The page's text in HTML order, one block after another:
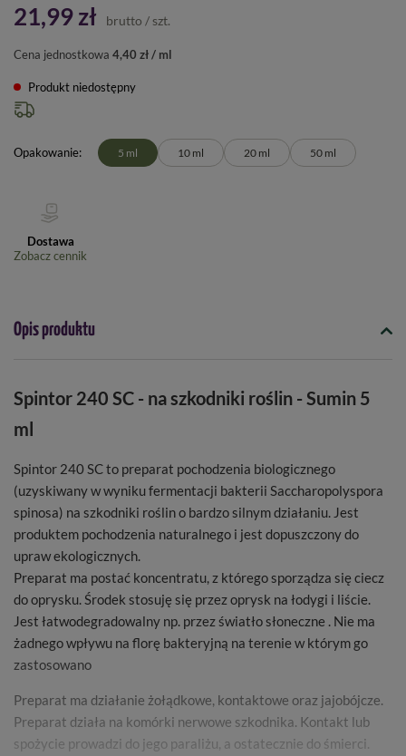
21,99 zł brutto / szt.
Cena jednostkowa 4,40 zł / ml
Produkt niedostępny
Opakowanie 5 ml 10 ml 20 ml 50 ml
Dostawa
Zobacz cennik
Opis produktu
Spintor 240 SC - na szkodniki roślin - Sumin 5
ml
Spintor 240 SC to preparat pochodzenia biologicznego
(uzyskiwany w wyniku fermentacji bakterii Saccharopolyspora
spinosa) na szkodniki roślin o bardzo silnym działaniu. Jest
produktem pochodzenia naturalnego i jest dopuszczony do
upraw ekologicznych.
Preparat ma postać koncentratu, z którego sporządza się ciecz
do oprysku. Środek stosuję się przez oprysk na łodygi i liście.
Jest łatwodegradowalny np. przez światło słoneczne . Nie ma
żadnego wpływu na florę bakteryjną na terenie w którym go
zastosowano
Preparat ma działanie żołądkowe, kontaktowe oraz jajobójcze.
Preparat działa na komórki nerwowe szkodnika. Kontakt lub
spożycie prowadzi do jego paraliżu, a ostatecznie do śmierci.